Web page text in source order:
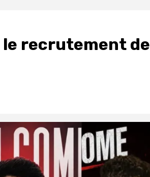
le recrutement de